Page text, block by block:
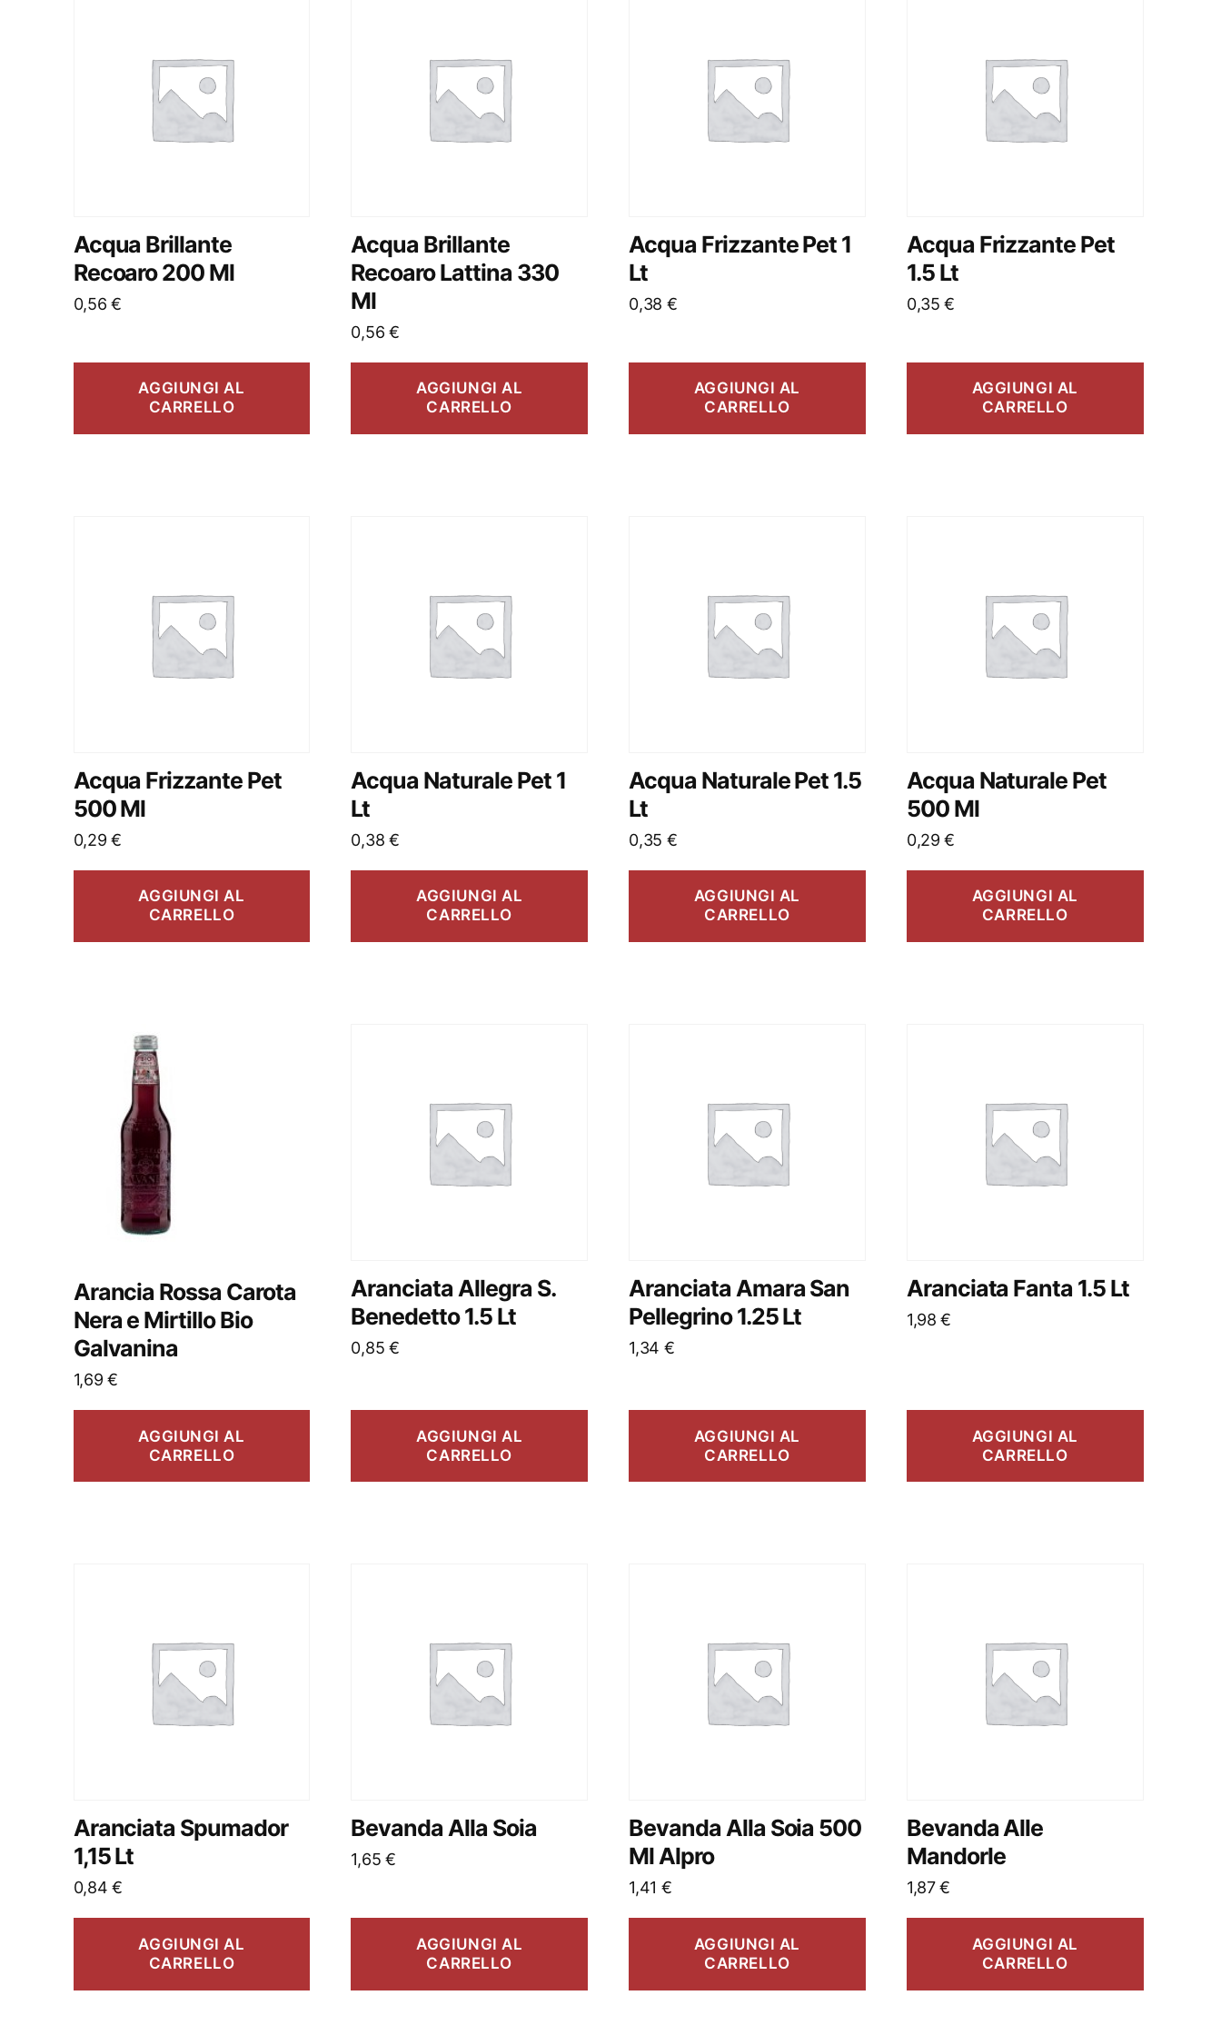
Acqua Brillante
Recoaro 200 Ml
0,56€
AGGIUNGI AL
CARRELLO
Acqua Brillante
Recoaro Lattina 330
Ml
0,56 €
AGGIUNGI AL
CARRELLO
Acqua Frizzante Pet 1
Lt
0,38 €
AGGIUNGI AL
CARRELLO
Acqua Frizzante Pet
1.5 Lt
0,35€
AGGIUNGI AL
CARRELLO
Acqua Frizzante Pet
500 Ml
0,29€
AGGIUNGI AL
CARRELLO
Acqua Naturale Pet 1
Lt
0,38 €
AGGIUNGI AL
CARRELLO
Acqua Naturale Pet 1.5
Lt
0,35 €
AGGIUNGI AL
CARRELLO
Acqua Naturale Pet
500 Ml
0,29€
AGGIUNGI AL
CARRELLO
Arancia Rossa Carota
Nera e Mirtillo Bio
Galvanina
1,69€
AGGIUNGI AL
CARRELLO
Aranciata Allegra S.
Benedetto 1.5 Lt
0,85 €
AGGIUNGI AL
CARRELLO
Aranciata Amara San
Pellegrino 1.25 Lt
1,34 €
AGGIUNGI AL
CARRELLO
Aranciata Fanta 1.5 Lt
1,98€
AGGIUNGI AL
CARRELLO
Aranciata Spumador
1,15 Lt
0,84€
AGGIUNGI AL
CARRELLO
Bevanda Alla Soia
1,65 €
AGGIUNGI AL
CARRELLO
Bevanda Alla Soia 500
Ml Alpro
1,41 €
AGGIUNGI AL
CARRELLO
Bevanda Alle
Mandorle
1,87€
AGGIUNGI AL
CARRELLO